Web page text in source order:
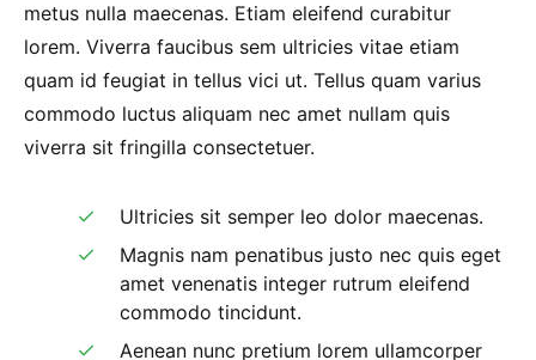
metus nulla maecenas. Etiam eleifend curabitur
lorem. Viverra faucibus sem ultricies vitae etiam
quam id feugiat in tellus vici ut. Tellus quam varius
commodo luctus aliquam nec amet nullam quis
viverra sit fringilla consectetuer.
Ultricies sit semper leo dolor maecenas.
Magnis nam penatibus justo nec quis eget
amet venenatis integer rutrum eleifend
commodo tincidunt.
Aenean nunc pretium lorem ullamcorper